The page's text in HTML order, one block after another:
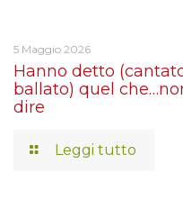
5 Maggio 2026
Hanno detto
ballato) quel
dire
Leggi tutto